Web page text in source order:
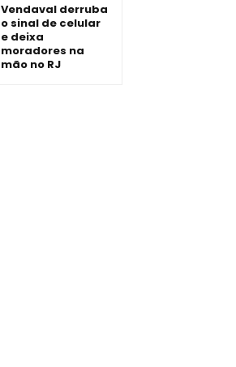
Vendaval derruba
o sinal de celular
e deixa
moradores na
mão no RJ